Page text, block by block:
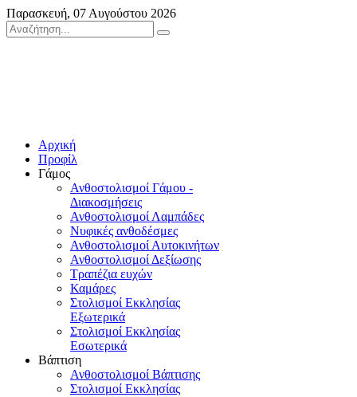
Παρασκευή, 07 Αυγούστου 2026
Αρχική
Προφίλ
Γάμος
Ανθοστολισμοί Γάμου -
Διακοσμήσεις
Ανθοστολισμοί Λαμπάδες
Νυφικές ανθοδέσμες
Ανθοστολισμοί Αυτοκινήτων
Ανθοστολισμοί Δεξίωσης
Τραπέζια ευχών
Καμάρες
Στολισμοί Εκκλησίας
Εξωτερικά
Στολισμοί Εκκλησίας
Εσωτερικά
Βάπτιση
Ανθοστολισμοί Βάπτισης
Στολισμοί Εκκλησίας